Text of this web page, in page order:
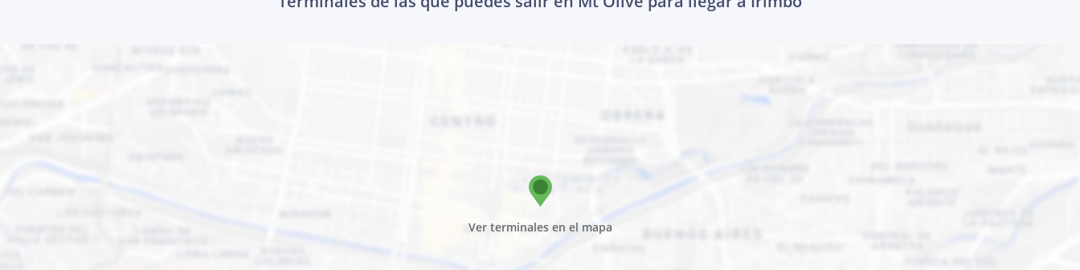
Ver terminales en el mapa